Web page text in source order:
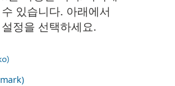
있습니다. 아래에서
정을 선택하세요.